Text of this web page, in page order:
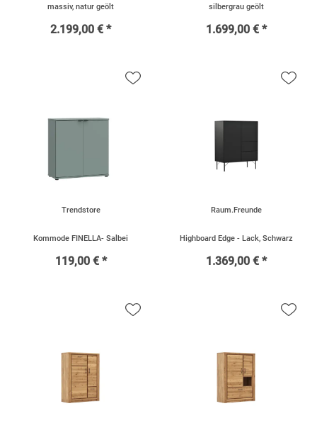
massiv, natur geölt
2.199,00 € *
silbergrau geölt
1.699,00 € *
Trendstore
Kommode FINELLA- Salbei
119,00 € *
Raum.Freunde
Highboard Edge - Lack, Schwarz
1.369,00 € *